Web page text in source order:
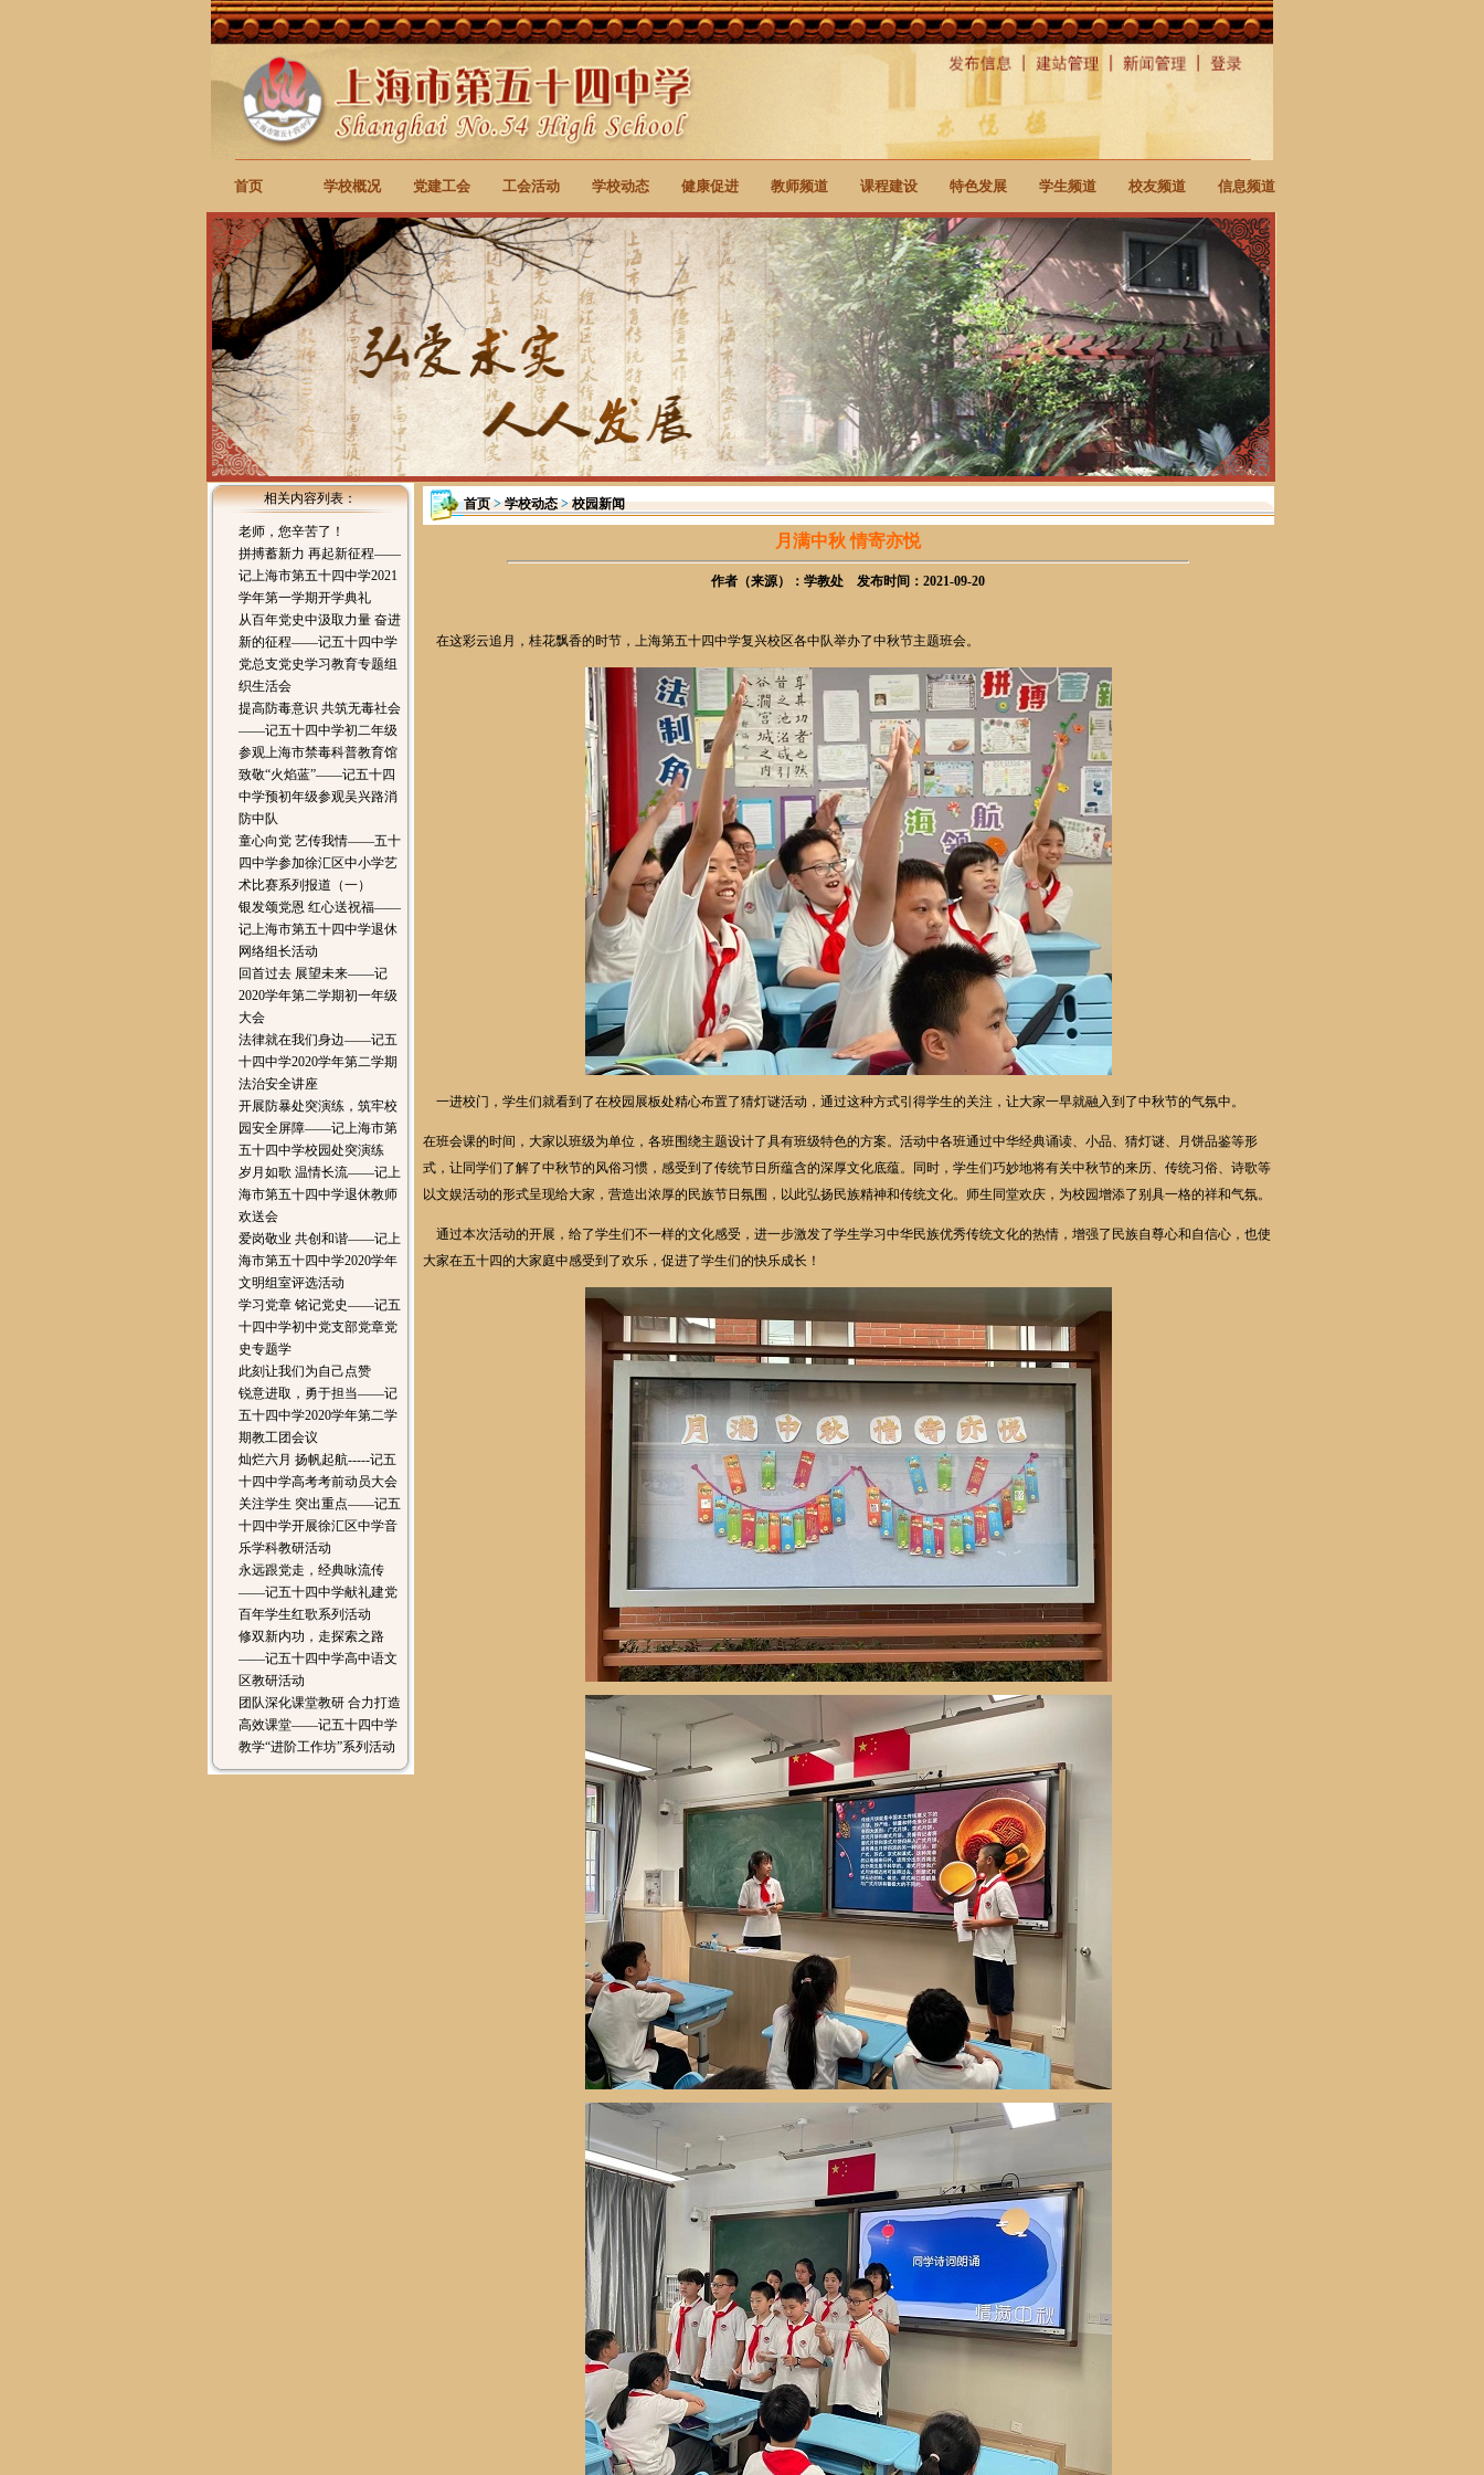
首页 学校概况 党建工会 工会活动 学校动态 健康促进 教师频道 课程建设 特色发展 学生频道 校友频道 信息频道
相关内容列表：
老师，您辛苦了！
拼搏蓄新力 再起新征程——
记上海市第五十四中学2021
学年第一学期开学典礼
从百年党史中汲取力量 奋进
新的征程——记五十四中学
党总支党史学习教育专题组
织生活会
提高防毒意识 共筑无毒社会
——记五十四中学初二年级
参观上海市禁毒科普教育馆
致敬“火焰蓝”——记五十四
中学预初年级参观吴兴路消
防中队
童心向党 艺传我情——五十
四中学参加徐汇区中小学艺
术比赛系列报道（一）
银发颂党恩 红心送祝福——
记上海市第五十四中学退休
网络组长活动
回首过去 展望未来——记
2020学年第二学期初一年级
大会
法律就在我们身边——记五
十四中学2020学年第二学期
法治安全讲座
开展防暴处突演练，筑牢校
园安全屏障——记上海市第
五十四中学校园处突演练
岁月如歌 温情长流——记上
海市第五十四中学退休教师
欢送会
爱岗敬业 共创和谐——记上
海市第五十四中学2020学年
文明组室评选活动
学习党章 铭记党史——记五
十四中学初中党支部党章党
史专题学
此刻让我们为自己点赞
锐意进取，勇于担当——记
五十四中学2020学年第二学
期教工团会议
灿烂六月 扬帆起航-----记五
十四中学高考考前动员大会
关注学生 突出重点——记五
十四中学开展徐汇区中学音
乐学科教研活动
永远跟党走，经典咏流传
——记五十四中学献礼建党
百年学生红歌系列活动
修双新内功，走探索之路
——记五十四中学高中语文
区教研活动
团队深化课堂教研 合力打造
高效课堂——记五十四中学
教学“进阶工作坊”系列活动
首页>学校动态>校园新闻
月满中秋 情寄亦悦
作者（来源）：学教处 发布时间：2021-09-20
在这彩云追月，桂花飘香的时节，上海第五十四中学复兴校区各中队举办了中秋节主题班会。
一进校门，学生们就看到了在校园展板处精心布置了猜灯谜活动，通过这种方式引得学生的关注，让大家一早就融入到了中秋节的气氛中。
在班会课的时间，大家以班级为单位，各班围绕主题设计了具有班级特色的方案。活动中各班通过中华经典诵读、小品、猜灯谜、月饼品鉴等形
式，让同学们了解了中秋节的风俗习惯，感受到了传统节日所蕴含的深厚文化底蕴。同时，学生们巧妙地将有关中秋节的来历、传统习俗、诗歌等
以文娱活动的形式呈现给大家，营造出浓厚的民族节日氛围，以此弘扬民族精神和传统文化。师生同堂欢庆，为校园增添了别具一格的祥和气氛。
通过本次活动的开展，给了学生们不一样的文化感受，进一步激发了学生学习中华民族优秀传统文化的热情，增强了民族自尊心和自信心，也使
大家在五十四的大家庭中感受到了欢乐，促进了学生们的快乐成长！